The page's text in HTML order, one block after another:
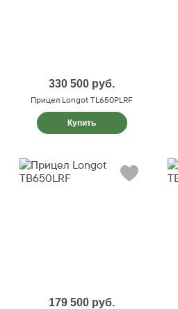
330 500 руб.
Прицел Longot TL650PLRF
Купить
179 500 руб.